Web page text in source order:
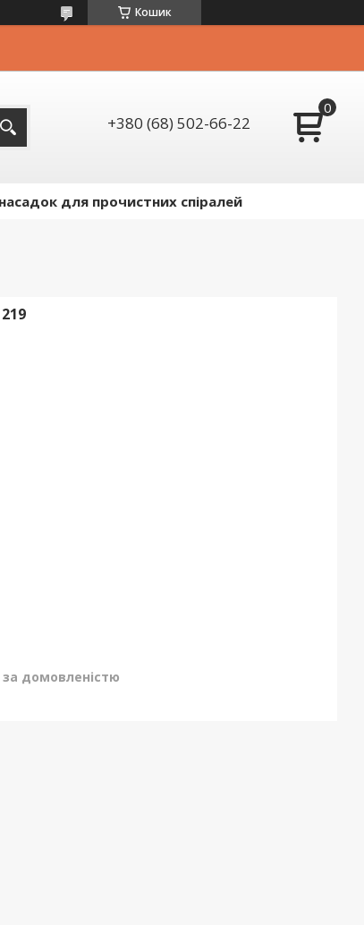
Кошик
+380 (68) 502-66-22
для прочистних спіралей
за домовленістю